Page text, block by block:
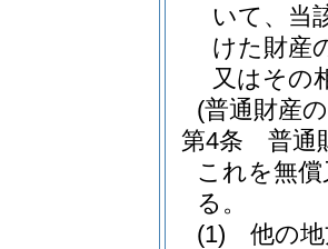
いて、当
けた財産
又はその
(普通財産
第4条
普通
これを無
る。
(1)
他の